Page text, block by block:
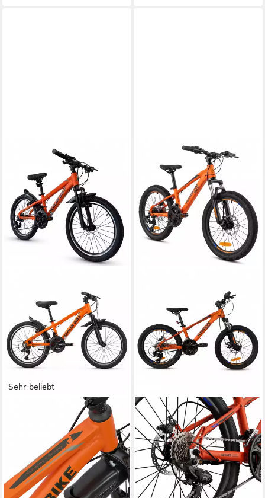
Sehr beliebt
Kinderfahrrad 20 Zoll MTB1
Aluminiumrahmen für
Mädchen und Jungen
25,4 cm Rahmenhöhe
21 Gänge
KESKIN EBIKE
Kinderfahrrad Keskin MTB1 –
20 Zoll Mountainbike –
leichter Aluminium-Rahmen
26 cm Rahmenhöhe
21 Gänge
100 kg
Zul. Gesamtgewicht